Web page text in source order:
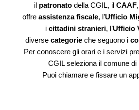
il patronato della CGIL, il CAAF
offre assistenza fiscale, l’Ufficio
i cittadini stranieri, l’Ufficio
diverse categorie che seguono i
Per conoscere gli orari e i servizi
CGIL seleziona il comune di
Puoi chiamare e fissare un